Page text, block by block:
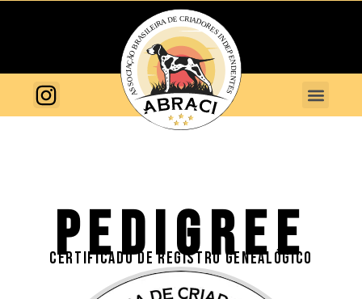
PEDIGREE
CERTIFICADO DE REGISTRO GENEALÓGICO